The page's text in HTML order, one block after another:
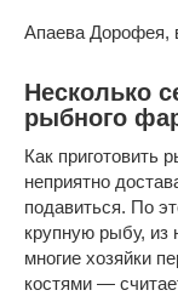
Апаева Дорофея,
Несколько
рыбного
Как приготовить
неприятно
подавиться. По
крупную рыбу, из
многие хозяйки
костями —